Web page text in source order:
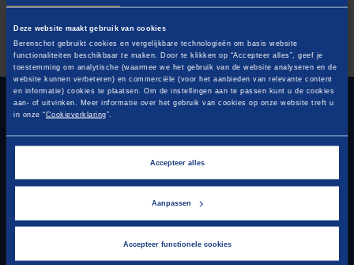
Deze website maakt gebruik van cookies
Berenschot gebruikt cookies en vergelijkbare technologieën om basis website
functionaliteiten beschikbaar te maken. Door te klikken op “Accepteer alles”, geef je
toestemming om analytische (waarmee we het gebruik van de website analyseren en de
website kunnen verbeteren) en commerciële (voor het aanbieden van relevante content
en informatie) cookies te plaatsen. Om de instellingen aan te passen kunt u de cookies
aan- of uitvinken. Meer informatie over het gebruik van cookies op onze website treft u
in onze “Cookieverklaring”.
Accepteer alles
Aanpassen
Accepteer functionele cookies
FOUNDER OF PROGRESS
CONTACT
Or would you like to know more about our activities?
Please contact us
HEADQUARTERS